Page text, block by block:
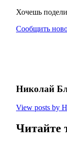
Хочешь
Сообщить
Николай
View posts by
Читайте